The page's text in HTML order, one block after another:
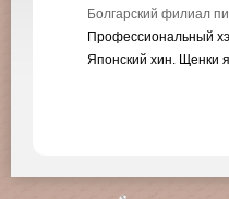
Болгарский филиал
Профессиональный
Японский хин. Щенки